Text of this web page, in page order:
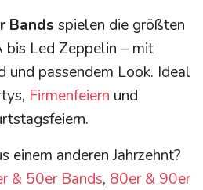
Bands spielen die größten
bis Led Zeppelin – mit
und passendem Look. Ideal
Firmenfeiern und
einem anderen Jahrzehnt?
& 50er Bands, 80er & 90er